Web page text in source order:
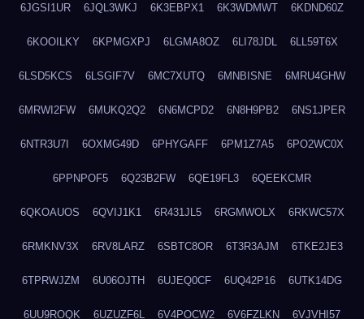
6JGSI1UR 6JQL3WKJ 6K3EBPX1 6K3WDMWT 6KDND60Z
6KOOILKY 6KPMGXPJ 6LGMA8OZ 6LI78JDL 6LL59T6X
6LSD5KCS 6LSGIF7V 6MC7XUTQ 6MNBISNE 6MRU4GHW
6MRWI2FW 6MUKQ2Q2 6N6MCPD2 6N8H9PB2 6NS1JPER
6NTR3U7I 6OXMG49D 6PHYGAFF 6PM1Z7A5 6PO2WC0X
6PPNPOF5 6Q23B2FW 6QE19FL3 6QEEKCMR
6QKOAUOS 6QVIJ1K1 6R431JL5 6RGMWOLX 6RKWC57X
6RMKNV3X 6RV8LARZ 6SBTC8OR 6T3R3AJM 6TKE2JE3
6TPRWJZM 6U06OJTH 6UJEQ0CF 6UQ42P16 6UTK14DG
6UU9ROQK 6UZUZF6L 6V4POCW2 6V6FZLKN 6VJVHI57